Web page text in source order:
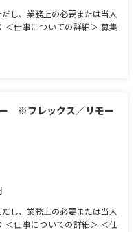
し、業務上の必要または当人
＜仕事についての詳細＞ 募集
ー ※フレックス／リモー
し、業務上の必要または当人
＜仕事についての詳細＞ ＜仕